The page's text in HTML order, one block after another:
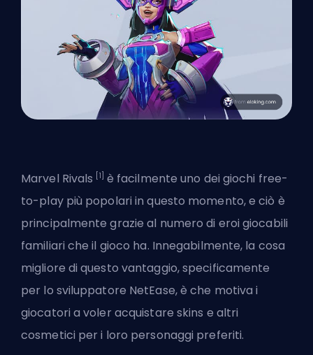
Marvel Rivals [1] è facilmente uno dei giochi free-
to-play più popolari in questo momento, e ciò è
principalmente grazie al numero di eroigiocabili
familiari che il gioco ha. Innegabilmente, la cosa
migliore di questo vantaggio, specificamente
per lo sviluppatore NetEase, è che motiva i
giocatori a voler acquistare skins e altri
cosmetici per i loro personaggi preferiti.